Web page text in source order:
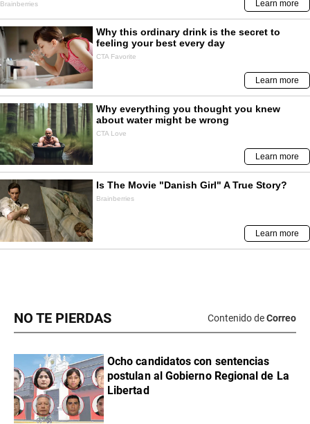
NO TE PIERDAS Contenido deCorreo
Ocho candidatos con sentencias
postulan al Gobierno Regional de La
Libertad